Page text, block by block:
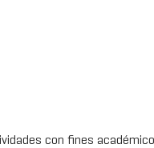
con fines